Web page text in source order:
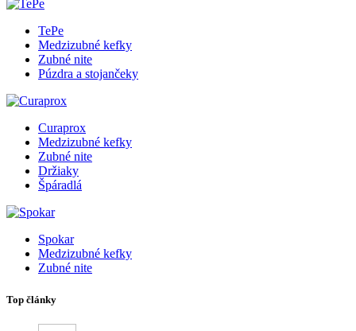
TePe
Medzizubné kefky
Zubné nite
Púzdra a stojančeky
Curaprox
Medzizubné kefky
Zubné nite
Držiaky
Špáradlá
Spokar
Medzizubné kefky
Zubné nite
Top články